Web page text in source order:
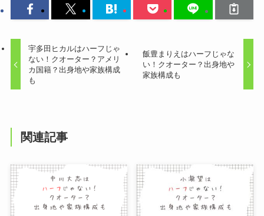
宇多田ヒカルはハーフじゃ
ない！クオーター？アメリ
カ国籍？出身地や家族構成
も
飯豊まりえはハーフじゃな
い！クオーター？出身地や
家族構成も
関連記事